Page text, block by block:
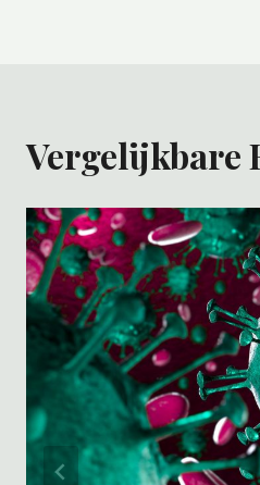
Vergelijkbare